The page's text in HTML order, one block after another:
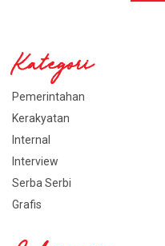
Kategori
Pemerintahan
Kerakyatan
Internal
Interview
Serba Serbi
Grafis